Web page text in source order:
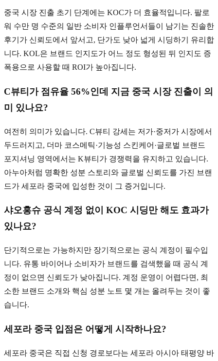
중국 시장 진출 초기 단계에는 KOC가 더 효율적입니다. 팔로
워 수만 명 수준의 일반 소비자 인플루언서들이 남기는 진솔한
후기가 신뢰도에서 앞서고, 단가도 낮아 넓게 시딩하기 유리합
니다. KOL은 브랜드 인지도가 어느 정도 형성된 뒤 인지도 증
폭용으로 사용할 때 ROI가 높아집니다.
C뷰티가 점유율 56%인데 지금 중국 시장 진출이 의
미 있나요?
여전히 의미가 있습니다. C뷰티 강세는 저가·중저가 시장에서
두드러지고, 더마 코스메틱·기능성 스킨케어·글로벌 브랜드
포지셔닝 영역에서는 K뷰티가 경쟁력을 유지하고 있습니다.
아누아처럼 명확한 성분 스토리와 글로벌 신뢰도를 가진 브랜
드가 세포라 중국에 입성한 것이 그 증거입니다.
샤오홍슈 공식 계정 없이 KOC 시딩만 해도 효과가
있나요?
단기적으로는 가능하지만 장기적으로는 공식 계정이 필수입
니다. 유통 바이어나 소비자가 브랜드를 검색했을 때 공식 계
정이 없으면 신뢰도가 낮아집니다. 계정 운영이 어렵다면, 최
소한 브랜드 소개와 핵심 성분 노트 몇 개는 올려두는 것이 좋
습니다.
세포라 중국 입점은 어떻게 시작하나요?
세포라 중국은 직접 신청 경로보다는 세포라 아시아 태평양 바